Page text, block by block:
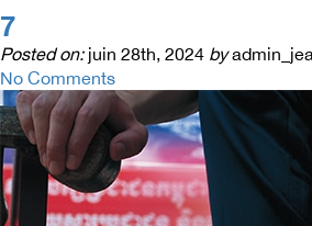
7
Posted on: juin 28th, 2024 by
No Comments